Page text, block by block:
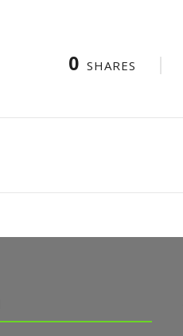
0 SHARES